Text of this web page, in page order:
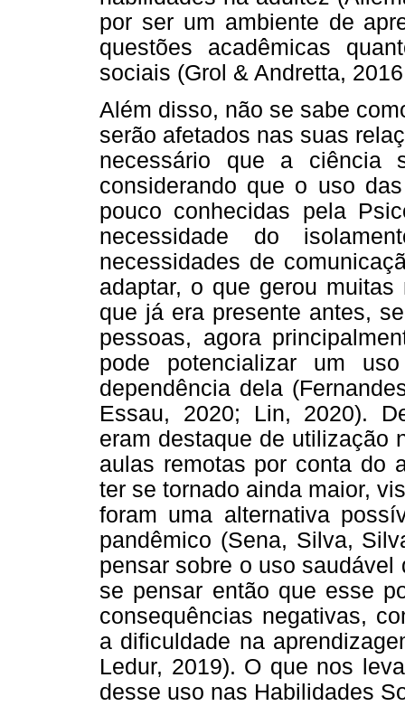
por ser um ambiente de
questões acadêmicas
sociais (Grol & Andretta,
Além disso, não se sabe
serão afetados nas suas
necessário que a ciência
considerando que o uso
pouco conhecidas pela
necessidade do
necessidades de
adaptar, o que gerou
que já era presente antes,
pessoas, agora
pode potencializar um
dependência dela
Essau, 2020; Lin, 2020).
eram destaque de utilização
aulas remotas por conta do
ter se tornado ainda maior,
foram uma alternativa
pandêmico (Sena, Silva,
pensar sobre o uso
se pensar então que esse
consequências negativas,
a dificuldade na
Ledur, 2019). O que nos
desse uso nas Habilidades